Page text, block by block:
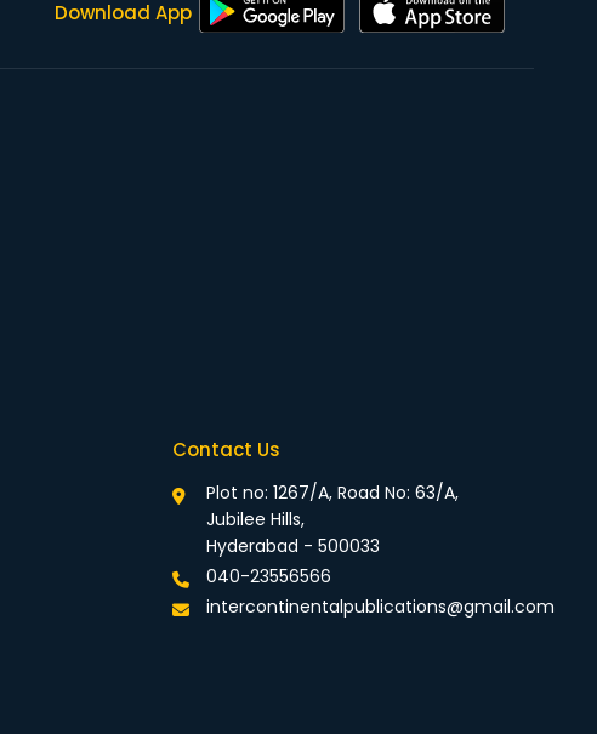
Download App
Contact Us
Plot no: 1267/A, Road No: 63/A,
Jubilee Hills,
Hyderabad - 500033
040-23556566
intercontinentalpublications@gmail.com